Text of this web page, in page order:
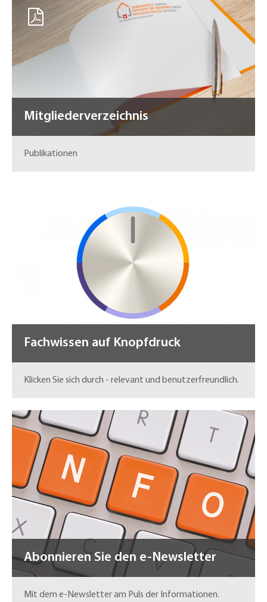
Mitgliederverzeichnis
Publikationen
Fachwissen auf Knopfdruck
Klicken Sie sich durch - relevant und benutzerfreundlich.
Abonnieren Sie den e-Newsletter
Mit dem e-Newsletter am Puls der Informationen.